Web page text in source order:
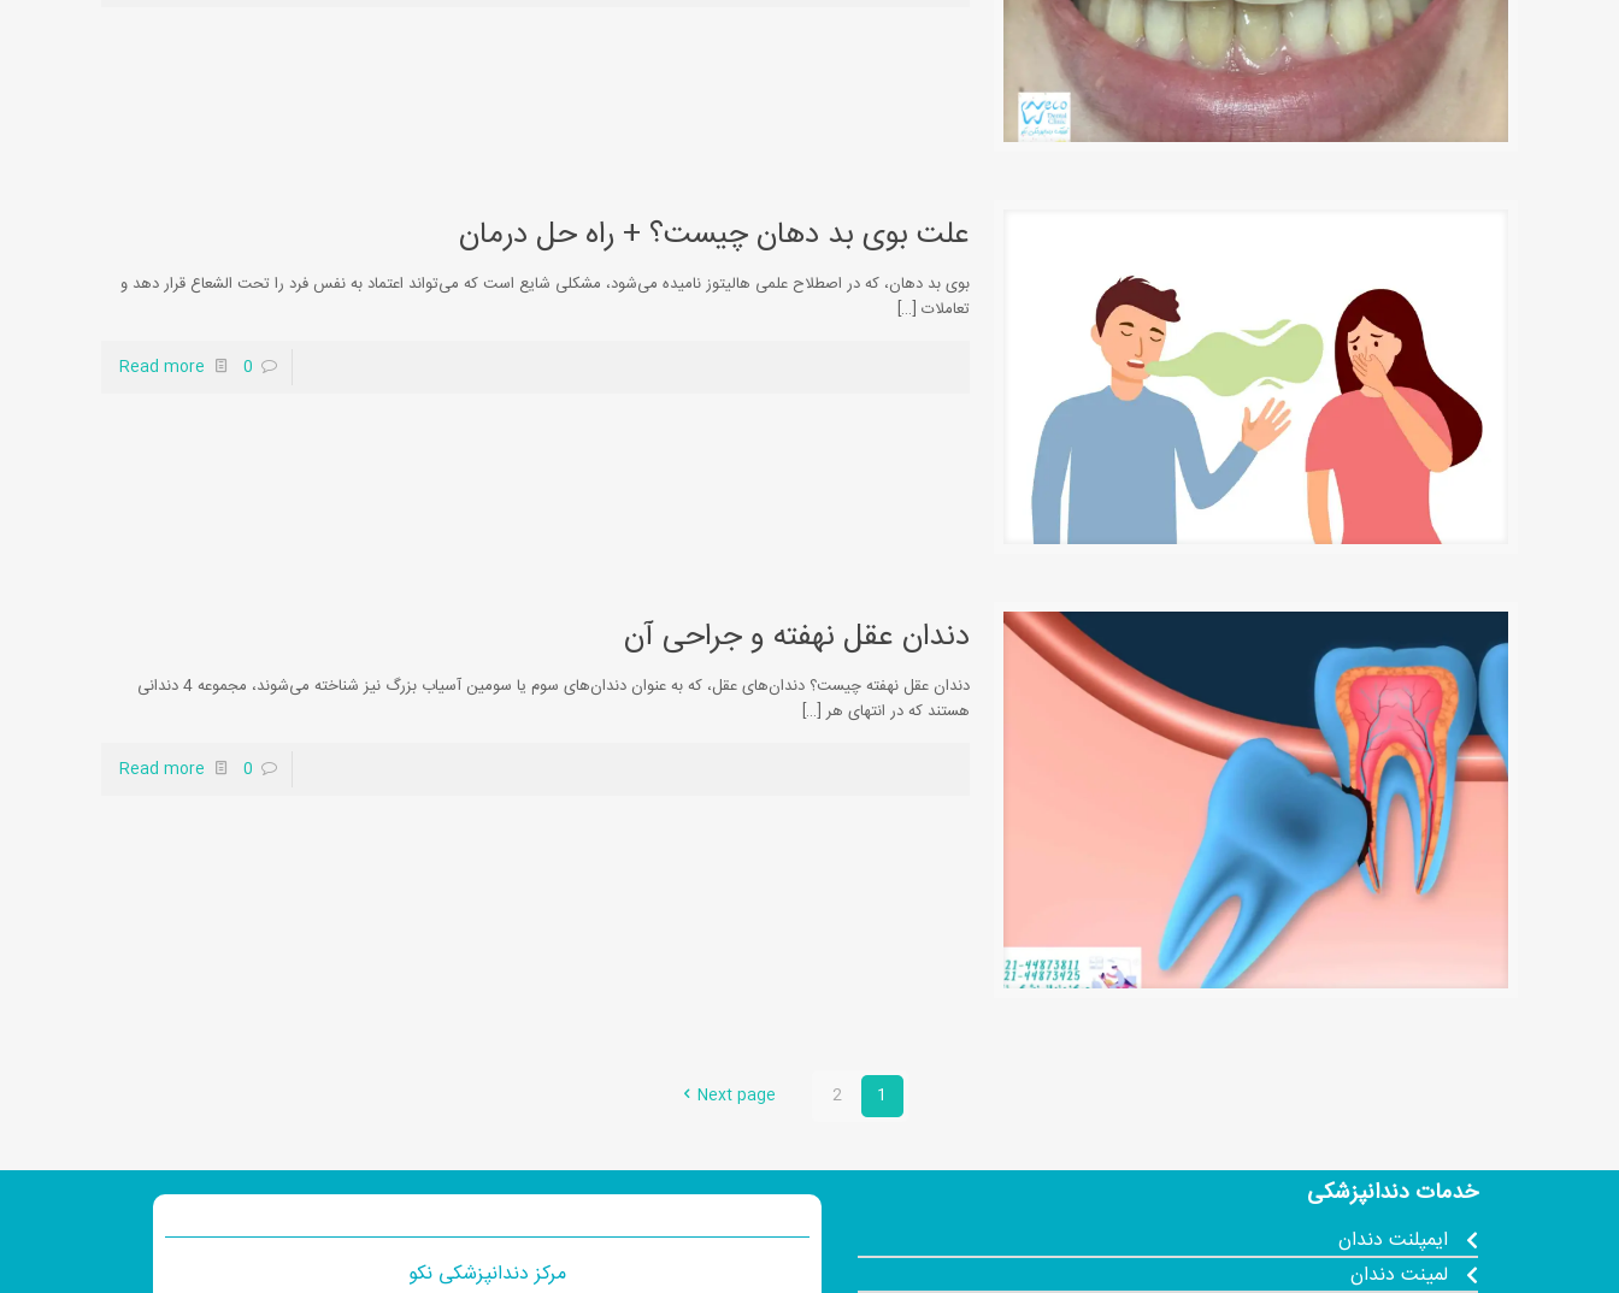
علت بوی بد دهان چیست؟ + راه حل درمان
بوی بد دهان، که در اصطلاح علمی هالیتوز نامیده می‌شود، مشکلی شایع است که می‌تواند اعتماد به نفس فرد را تحت الشعاع قرار دهد و
تعاملات […]
0
Read more
دندان عقل نهفته و جراحی آن
دندان عقل نهفته چیست؟ دندان‌های عقل، که به عنوان دندان‌های سوم یا سومین آسیاب بزرگ نیز شناخته می‌شوند، مجموعه 4 دندانی
هستند که در انتهای هر […]
0
Read more
1
2
Next page
خدمات دندانپزشکی
ایمپلنت دندان
لمینت دندان
مرکز دندانپزشکی نکو